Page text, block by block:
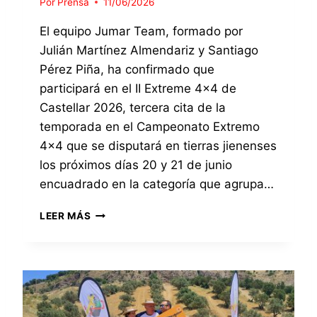
L
R
2
0
2
6
E
N
C
A
E
Í
A
S
F
L
I
C
T
A
M
S
A
L
S
A
D
O
El equipo Jumar Team, formado por
Julián Martínez Almendariz y Santiago
Pérez Piña, ha confirmado que
participará en el II Extreme 4×4 de
Castellar 2026, tercera cita de la
temporada en el Campeonato Extremo
4×4 que se disputará en tierras jienenses
los próximos días 20 y 21 de junio
encuadrado en la categoría que agrupa…
LEER MÁS
S
U
B